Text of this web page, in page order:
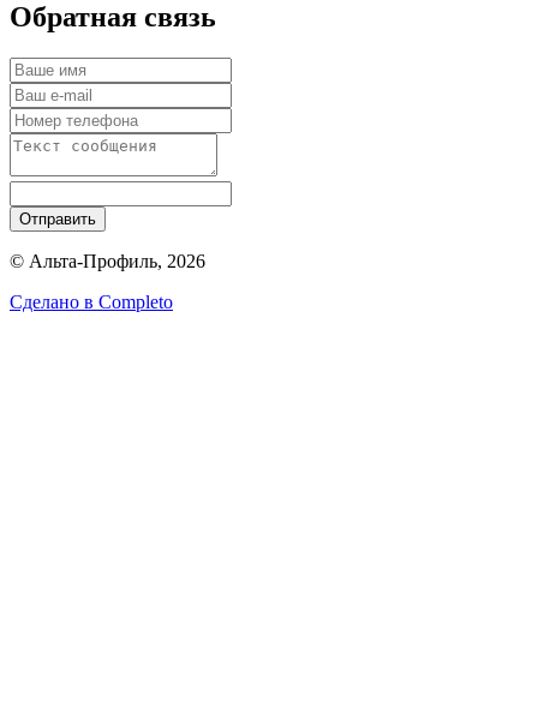
Обратная связь
Отправить
© Альта-Профиль, 2026
Сделано в Completo